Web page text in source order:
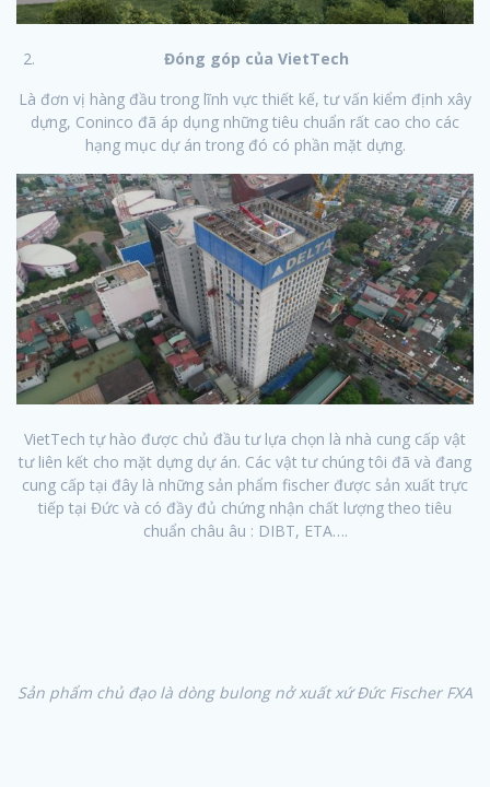
Đóng góp của VietTech
Là đơn vị hàng đầu trong lĩnh vực thiết kế, tư vấn kiểm định xây
dựng, Coninco đã áp dụng những tiêu chuẩn rất cao cho các
hạng mục dự án trong đó có phần mặt dựng.
VietTech tự hào được chủ đầu tư lựa chọn là nhà cung cấp vật
tư liên kết cho mặt dựng dự án. Các vật tư chúng tôi đã và đang
cung cấp tại đây là những sản phẩm fischer được sản xuất trực
tiếp tại Đức và có đầy đủ chứng nhận chất lượng theo tiêu
chuẩn châu âu : DIBT, ETA….
Sản phẩm chủ đạo là dòng bulong nở xuất xứ Đức Fischer FXA